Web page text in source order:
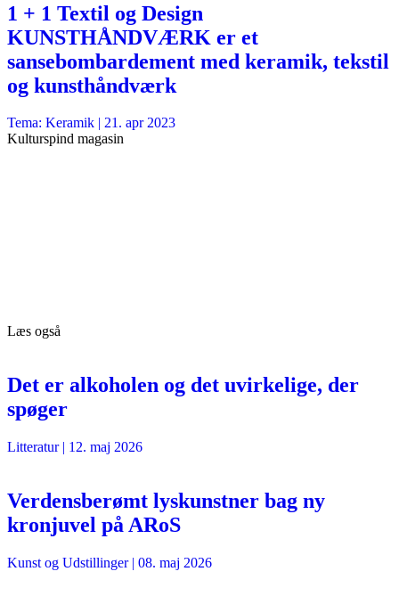
1 + 1 Textil og Design
KUNSTHÅNDVÆRK er et
sansebombardement med keramik, tekstil
og kunsthåndværk
Tema: Keramik | 21. apr 2023
Kulturspind magasin
Læs også
Det er alkoholen og det uvirkelige, der
spøger
Litteratur| 12. maj 2026
Verdensberømt lyskunstner bag ny
kronjuvel på ARoS
Kunst og Udstillinger| 08. maj 2026